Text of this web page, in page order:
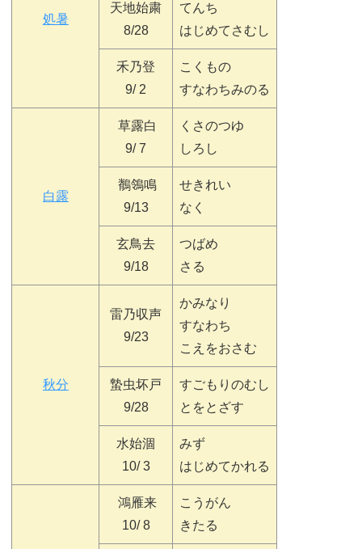
処暑
天地始粛
8/28
てんち
はじめてさむし
禾乃登
9/ 2
こくもの
すなわちみのる
白露
草露白
9/ 7
くさのつゆ
しろし
鶺鴒鳴
9/13
せきれい
なく
玄鳥去
9/18
つばめ
さる
秋分
雷乃収声
9/23
かみなり
すなわち
こえをおさむ
蟄虫坏戸
9/28
すごもりのむし
とをとざす
水始涸
10/ 3
みず
はじめてかれる
鴻雁来
10/ 8
こうがん
きたる